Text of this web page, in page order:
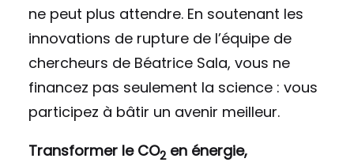
ne peut plus attendre. En soutenant les
innovations de rupture de l’équipe de
chercheurs de Béatrice Sala, vous ne
financez pas seulement la science : vous
participez à bâtir un avenir meilleur.
Transformer le CO2 en énergie,